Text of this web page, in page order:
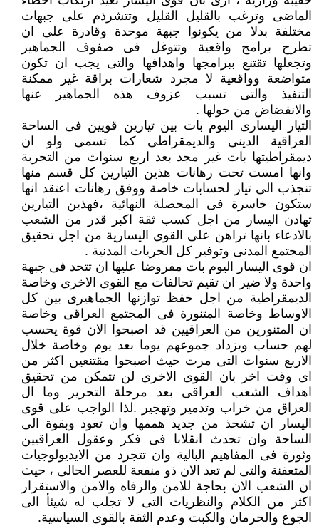
الماضى وترغب بالقليل القليل وتتشرذم على جبهات
مختلفة بدلا من يكونوا جبهة موحدة وقادرة على ان
تطرح برامج واقعية وتتوغل فى صفوف الجماهير
وتجعلها تقتنع ببرامجها واهدافها والتى يجب ان تكون
متواضعة وواقعية لا مجرد شعارات براقة غير ممكنة
التنفيذ والتى تسبب عزوف هذه الجماهير عنها
والانفضاض من حولها .
التيار اليسارى اليوم بات بين تيارين قويين فى الساحة
العراقية الدينى والديمقراطى كما تسمى ولو ان
ديمقراطيتها بات غير مجد بعد اربع سنوات من التجربة
وانها امست تحت رهانات هذين التيارين كل قسم منها
تنجذب الى تيار لحسابات خاصة ووفق رهانات اعتقد انها
ستكون خاسرة فى المحصلة النهائية ،فهذين التيارين
تهادن اليسار من اجل كسب ثقة اكبر قدر من الشعب
بالادعاء بانها تراهن على القوى اليسارية من اجل تحقيق
المجتمع المدنى وتوفير كل الحريات المدنية .
ان قوى اليسار اليوم بات مفروضا عليها ان تتحد فى جبهة
واحدة ولا ضير ان تقيم تحالفات مع القوى الاخرى وخاصة
الديمقراطية من اجل خفظ توازنها الجماهيرى بين كل
الاوساط وخاصة المتنورة فى المجتمع العراقى وخاصة
ان المتنورين من العراقيين قد اصبحوا الان قوة يحسب
لهم حساب ويزداد جموعهم يوما بعد يوم وخاصة خلال
الاربع سنوات التى مرت حيث اصبحوا مقتنعين اكثر من
اى وقت اخر بان القوى الاخرى لن تتمكن من تحقيق
اهداف الشعب العراقى بعد مرحلة التحرير وما ال
العراق من خراب وتدمير وتهجير .لذا الواجب على قوى
اليسار ان تشحذ من جديد هممها وان تعود وبقوة الى
الساحة وان تحدث انقلابا فى فكر وعقول العراقيين
وثورة فى المفاهيم البالية وان تتجرد من الايديولوجيات
المتعفنة والتى لم تعد الان ذو منفعة للعصر الحالى ، حيث
ان الشعب الان بحاجة للامن والرفاه والامن والاستقرار
اكثر من الكلام والنظريات التى لا تجلب له شيئأ الى
الجوع والحرمان والكبت وعدم الثقة بالقوى السياسية.